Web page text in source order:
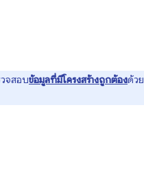
จสอบข้อมูลที่มีโครงสร้างถูกต้องด้วย